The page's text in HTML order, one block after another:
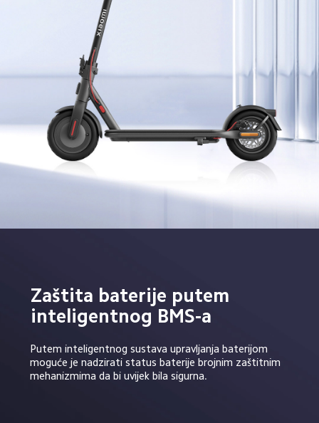
Zaštita baterije putem
inteligentnog BMS-a
Putem inteligentnog sustava upravljanja baterijom
moguće je nadzirati status baterije brojnim zaštitnim
mehanizmima da bi uvijek bila sigurna.